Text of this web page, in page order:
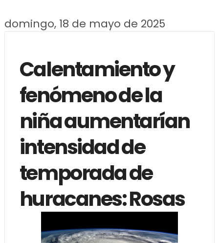
domingo, 18 de mayo de 2025
Calentamiento y
fenómeno de la
niña aumentarían
intensidad de
temporada de
huracanes: Rosas